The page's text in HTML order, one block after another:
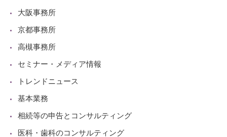
大阪事務所
京都事務所
高槻事務所
セミナー・メディア情報
トレンドニュース
基本業務
相続等の申告とコンサルティング
医科・歯科のコンサルティング